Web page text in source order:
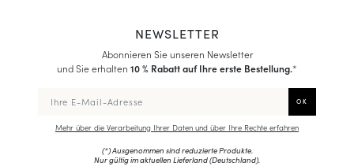
NEWSLETTER
Abonnieren Sie unseren Newsletter
und Sie erhalten 10 % Rabatt auf Ihre erste Bestellung.*
Mehr über die Verarbeitung Ihrer Daten und über Ihre Rechte erfahren
(*) Ausgenommen sind reduzierte Produkte.
Nur gültig im aktuellen Lieferland (Deutschland).